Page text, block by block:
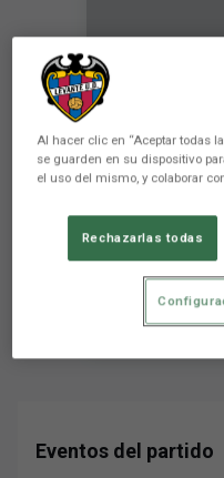
Un resiliente
batalla en el
Eventos del partido
Al hacer clic en “Aceptar todas
se guarden en su dispositivo
el uso del mismo, y colaborar
Rechazarlas todas